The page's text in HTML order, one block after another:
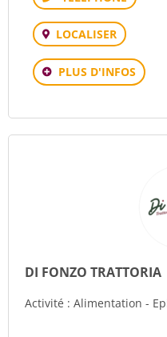
Téléphone
LOCALISER
PLUS D'INFOS
DI FONZO TRATTORIA
Activité : Alimentation -